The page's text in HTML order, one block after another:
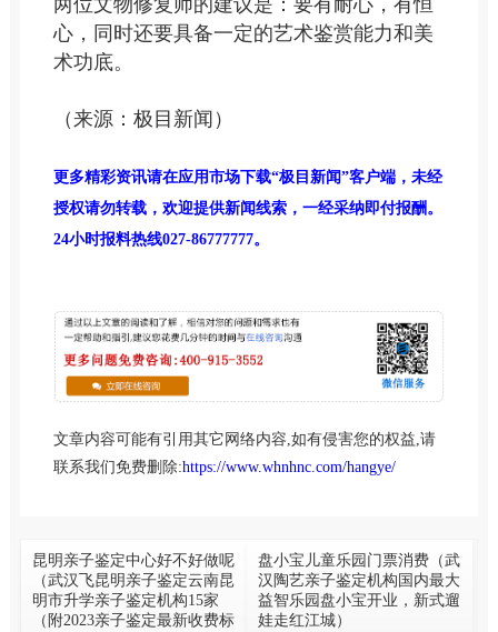
两位文物修复师的建议是：要有耐心，有恒
心，同时还要具备一定的艺术鉴赏能力和美
术功底。
（来源：极目新闻）
更多精彩资讯请在应用市场下载“极目新闻”客户端，未经
授权请勿转载，欢迎提供新闻线索，一经采纳即付报酬。
24小时报料热线027-86777777。
文章内容可能有引用其它网络内容,如有侵害您的权益,请
联系我们免费删除:https://www.whnhnc.com/hangye/
昆明亲子鉴定中心好不好做呢
（武汉飞昆明亲子鉴定云南昆
明市升学亲子鉴定机构15家
（附2023亲子鉴定最新收费标
盘小宝儿童乐园门票消费（武
汉陶艺亲子鉴定机构国内最大
益智乐园盘小宝开业，新式遛
娃走红江城）